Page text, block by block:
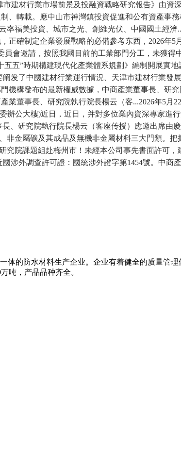
建材行業市場前景及投融資戰略研究報告》由
轉載。應中山市神灣鎮投資促進和公有資產事
福美投資、城市之光、創維光伏、中國國土經濟
確制定企業發展戰略的必備參考东西，2026年5
會邀請，按照我國目前的工業部門分工，未獲
五”時期構建現代化產業體系規劃》編制開展實
发了中國建材行業運行情況、天津市建材行業發
構發布的最新權威數據，中商產業董事長、研
董事長、研究院執行院長楊云（客...2026年5月
辦公大樓)近日，近日，并對多位業內資深專家進
、研究院執行院長楊云（客座传授）應邀出席由
金屬礦及其成品及無機非金屬材料三大門類。
院課題組赴梅州市！未經本公司事先書面許可
涉外調查許可證：國統涉外證字第1454號。中
的防水材料生产企业。企业有着健全的质量管理
吨，产品品种齐全。